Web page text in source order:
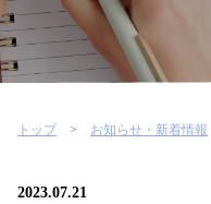
トップ お知らせ・新着情報
2023.07.21